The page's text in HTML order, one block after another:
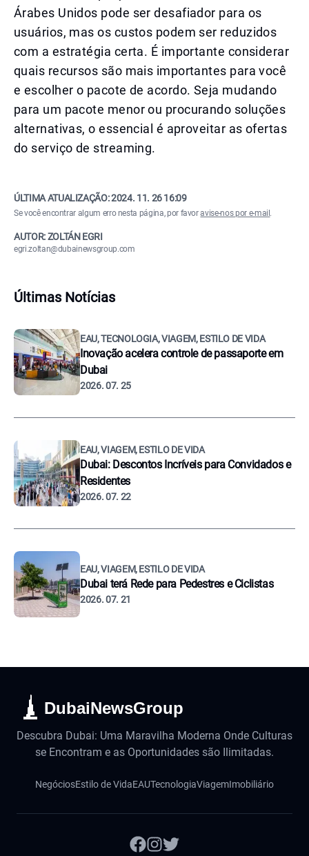
Árabes Unidos pode ser desafiador para os
usuários, mas os custos podem ser reduzidos
com a estratégia certa. É importante considerar
quais recursos são mais importantes para você
e escolher o pacote de acordo. Seja mudando
para um pacote menor ou procurando soluções
alternativas, o essencial é aproveitar as ofertas
do serviço de streaming.
ÚLTIMA ATUALIZAÇÃO:2024. 11. 26 16:09
Se você encontrar algum erro nesta página, por favoravise-nos por e-mail .
AUTOR: ZOLTÁN EGRI
egri.zoltan@dubainewsgroup.com
Últimas Notícias
EAU, TECNOLOGIA, VIAGEM, ESTILO DE VIDA
Inovação acelera controle de passaporte em
Dubai
2026. 07. 25
EAU, VIAGEM, ESTILO DE VIDA
Dubai: Descontos Incríveis para Convidados e
Residentes
2026. 07. 22
EAU, VIAGEM, ESTILO DE VIDA
Dubai terá Rede para Pedestres e Ciclistas
2026. 07. 21
DubaiNewsGroup
Descubra Dubai: Uma Maravilha Moderna Onde Culturas
se Encontram e as Oportunidades são Ilimitadas.
NegóciosEstilo de VidaEAUTecnologiaViagemImobiliário